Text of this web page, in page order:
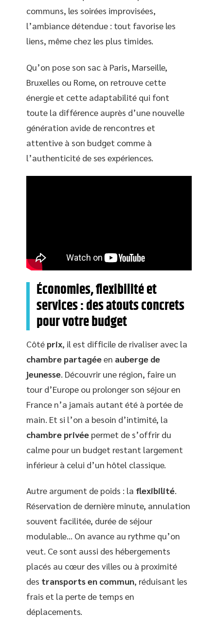
communs, les soirées improvisées,
l’ambiance détendue : tout favorise les
liens, même chez les plus timides.
Qu’on pose son sac à Paris, Marseille,
Bruxelles ou Rome, on retrouve cette
énergie et cette adaptabilité qui font
toute la différence auprès d’une nouvelle
génération avide de rencontres et
attentive à son budget comme à
l’authenticité de ses expériences.
Économies, flexibilité et
services : des atouts concrets
pour votre budget
Côté prix, il est difficile de rivaliser avec la
chambre partagéeen auberge de
jeunesse. Découvrir une région, faire un
tour d’Europe ou prolonger son séjour en
France n’a jamais autant été à portée de
main. Et si l’on a besoin d’intimité, la
chambre privée permet de s’offrir du
calme pour un budget restant largement
inférieur à celui d’un hôtel classique.
Autre argument de poids : la flexibilité.
Réservation de dernière minute, annulation
souvent facilitée, durée de séjour
modulable… On avance au rythme qu’on
veut. Ce sont aussi des hébergements
placés au cœur des villes ou à proximité
des transports en commun, réduisant les
frais et la perte de temps en
déplacements.